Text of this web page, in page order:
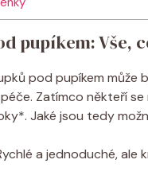
pupíkem: Vše,
pod pupíkem může
Zatímco někteří
Jaké jsou tedy
a jednoduché, ale